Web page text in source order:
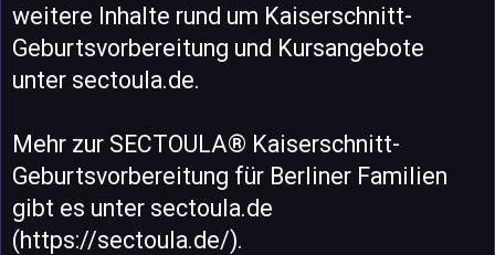
weitere Inhalte rund um Kaiserschnitt-
Geburtsvorbereitung und Kursangebote
unter sectoula.de.
Mehr zur SECTOULA® Kaiserschnitt-
Geburtsvorbereitung für Berliner Familien
gibt es unter sectoula.de
(https://sectoula.de/).